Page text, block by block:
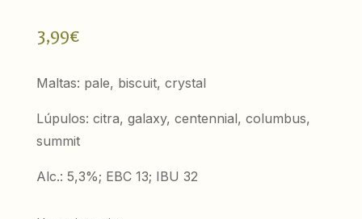
3,99€
Maltas: pale, biscuit, crystal
Lúpulos: citra, galaxy, centennial, columbus,
summit
Alc.: 5,3%; EBC 13; IBU 32